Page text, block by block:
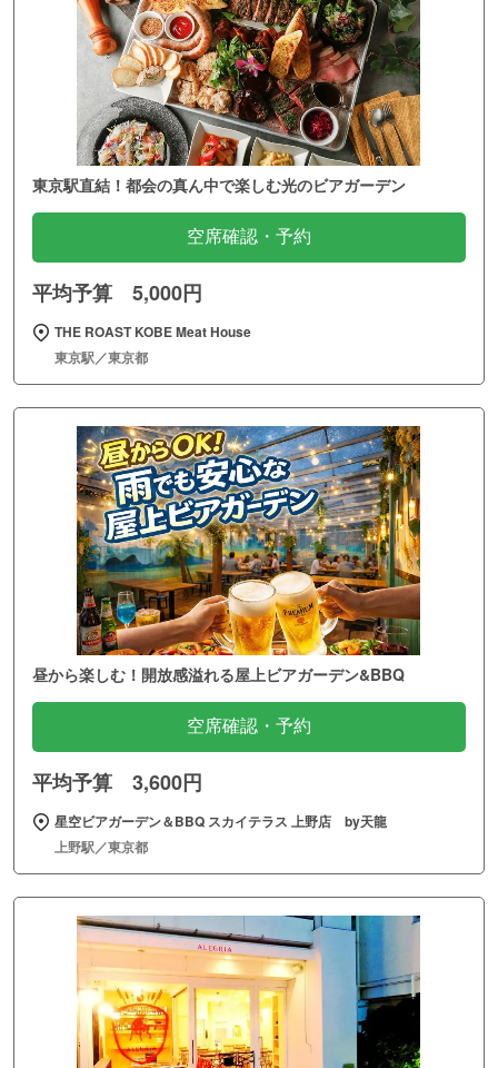
東京駅直結！都会の真ん中で楽しむ光のビアガーデン
空席確認・予約
平均予算 5,000円
THE ROAST KOBE Meat House
東京駅／東京都
昼から楽しむ！開放感溢れる屋上ビアガーデン&BBQ
空席確認・予約
平均予算 3,600円
星空ビアガーデン＆BBQ スカイテラス 上野店 by天龍
上野駅／東京都